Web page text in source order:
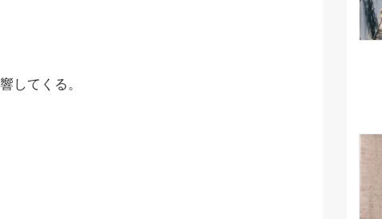
してくる。